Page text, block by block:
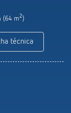
(64 m2)
técnica